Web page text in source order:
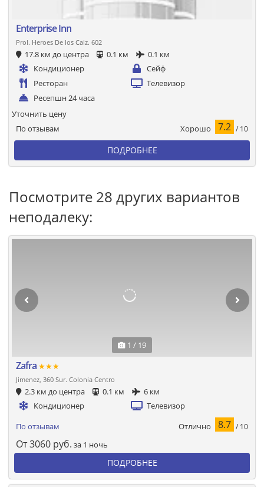
Enterprise Inn
Prol. Heroes De los Calz. 602
17.8 км до центра 0.1 км
0.1 км
Кондиционер
Сейф
Ресторан
Телевизор
Ресепшн 24 часа
По отзывам Хорошо 7.2 / 10
Уточнить цену
ПОДРОБНЕЕ
Посмотрите 28 других вариантов
неподалеку:
1 / 19
Zafra ★★★
Jimenez, 360 Sur. Colonia Centro
2.3 км до центра 0.1 км
6 км
Кондиционер
Телевизор
По отзывам Отлично 8.7 / 10
От3060 руб. за 1 ночь
ПОДРОБНЕЕ